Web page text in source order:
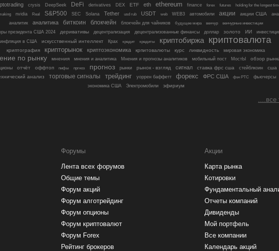
crysis DeepSeek DeFi derivatives DEX ETF eth ethereum finance forex futures
holding for the longest
nvidia Real S&P500 SEC Solana Tether usd rub USDT web WEB3 автомобили акции акции США
аналитик
аналитика биткоин блокчейн блокчейн для чайников будущее мира венчур венчурные инвестиции
президента США 2024 деривативы децентрализация децентрализованные финансы доллар золото ИИ
инфляция в США
искусственный интеллект Крах кредит кредиты криптобиржа криптовалюта
криптография крипторынок криптоэкономика крпитовалюты курс ликвидность мировая экономика
по рынку мнения мнения и аналитика Мнения и прогнозы аналитиков мобильный пост МостЫ обзор
отчёт оффтоп пифы пргноз прогноз рынки рынок - взгляд сигнал ставка фрс сша стейблкоин
сша
анализ
торговые сигналы трейдинг уоррен баффетт форекс ФРС США фьч РТС
фьючерсы
экономика США
Электромобили эфириум
....все
Форумы
Лента всех форумов
Общие темы
Форум акций
Форум алготрейдинг
Форум опционы
Форум криптовалют
Форум Forex
Рейтинг брокеров
Акции
Карта рынка
Котировки
Фундаментальный
Отчеты компаний
Дивиденды
Мой портфель
Все компании
Календарь акций